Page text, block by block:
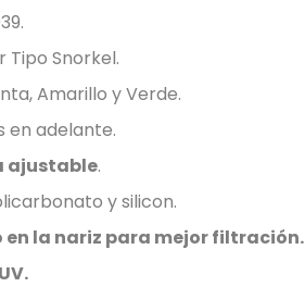
Tipo Snorkel.
Amarillo y Verde.
en adelante.
ajustable.
y silicon.
en la nariz para mejor filtración.